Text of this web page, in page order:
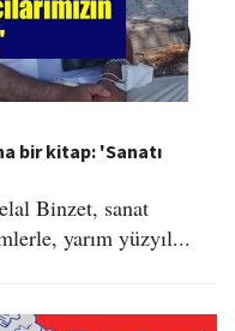
bir kitap: 'Sanatı
Binzet, sanat
yarım yüzyıl...